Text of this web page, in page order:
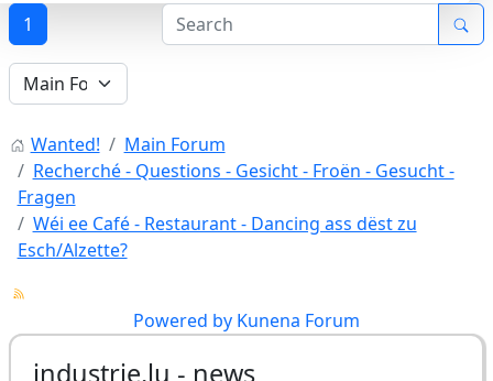
1
Wanted!
Main Forum
Recherché - Questions - Gesicht - Froën - Gesucht -
Fragen
Wéi ee Café - Restaurant - Dancing ass dëst zu
Esch/Alzette?
Powered by Kunena Forum
industrie.lu - news